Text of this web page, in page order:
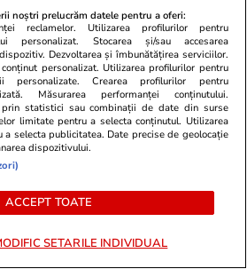
mai multe
14:11
în spațiul aerian
român de F-16. Anunțul
Nicușor Dan
noștri prelucrăm datele pentru a oferi:
reclamelor. Utilizarea profilurilor pentru
personalizat. Stocarea și/sau accesarea
Dezvoltarea și îmbunătățirea serviciilor.
personalizat. Utilizarea profilurilor pentru
personalizate. Crearea profilurilor pentru
Măsurarea performanței conținutului.
prin statistici sau combinații de date din surse
limitate pentru a selecta conținutul. Utilizarea
selecta publicitatea. Date precise de geolocație
dispozitivului.
ACCEPT TOATE
SETARILE INDIVIDUAL